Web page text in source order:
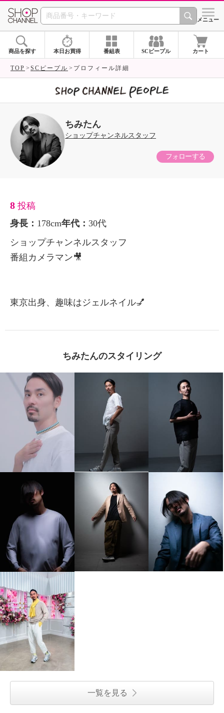
SHOP CHANNEL シメニュー
商品を探す 本日お買得 番組表 SCピープル カート
TOP SCピープル プロフィール詳細
ちみたん
ショップチャンネルスタッフ
フォローする
8 投稿
身長： 178cm年代： 30代
ショップチャンネルスタッフ
番組カメラマン🎥
東京出身、趣味はジェルネイル💅
ちみたんのスタイリング
一覧を見る